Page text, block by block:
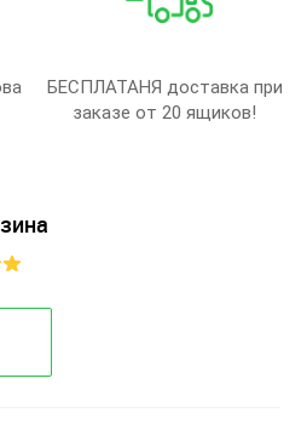
БЕСПЛАТАНЯ доставка при
заказе от 20 ящиков!